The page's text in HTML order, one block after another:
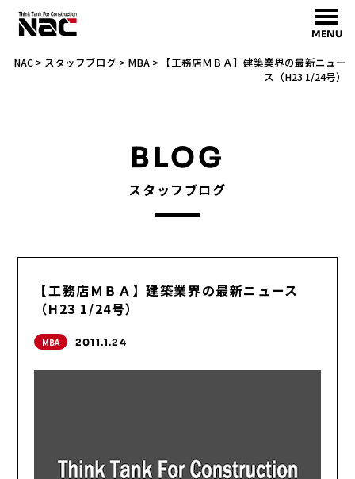
MENU
NAC> スタッフブログ > MBA>
【工務店ＭＢＡ】建築業界の最新ニュー
ス（H23 1/24号）
BLOG
スタッフブログ
【工務店ＭＢＡ】建築業界の最新ニュース
（H23 1/24号）
MBA 2011.1.24